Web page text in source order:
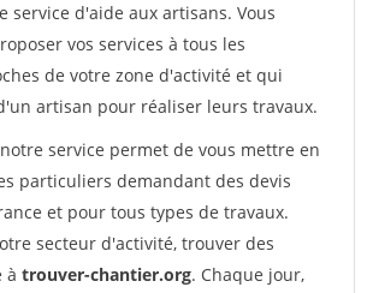
service d'aide aux artisans. Vous
vos services à tous les
de votre zone d'activité et qui
artisan pour réaliser leurs travaux.
service permet de vous mettre en
particuliers demandant des devis
et pour tous types de travaux.
secteur d'activité, trouver des
à trouver-chantier.org. Chaque jour,